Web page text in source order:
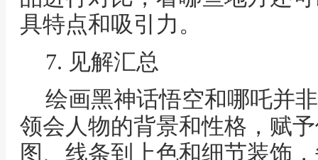
具特点和吸引力。
7. 见解汇总
绘画黑神话悟空和哪吒并
领会人物的背景和性格，赋
图、线条到上色和细节装饰